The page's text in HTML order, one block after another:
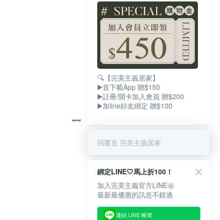
🔍【完美主義居家】
▶️首下載App 贈$150
▶️註冊/開卡加入會員 贈$200
▶️加line好友綁定 贈$100
回覆至 完美主義居家
綁定LINE🤍馬上折100！
加入完美主義官方LINE㊙
最新最優惠的訊息不錯過
連結 LINE 帳號